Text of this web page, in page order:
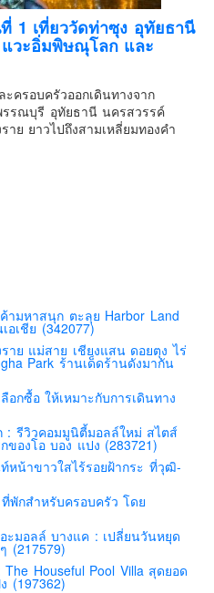
ฟุอิน นางาซากิ
1 เที่ยววัดท่าซุง อุทัยธานี
วะอิ่มพิษณุโลก และ
ครอบครัวออกเดินทางจาก
รรณบุรี อุทัยธานี นครสวรรค์
ย ยาวไปถึงสามเหลี่ยมทองคำ
ามหาสนุก ตะลุย Harbor Land
อเชีย (342077)
าย แม่สาย เชียงแสน ดอยตุง ไร่
Park ร้านเด็ดร้านดังมากัน
อกซื้อ ให้เหมาะกับการเดินทาง
: รีวิวคอมมูนิตี้มอลล์ใหม่ สไตส์
องโอ บอง แปง (283721)
หน้าขาวใสไร้รอยฝ้ากระ ที่วุฒิ-
พักสำหรับครอบครัว โดย
ะมอลล์ บางแค : เปลี่ยนวันหยุด
(217579)
Houseful Pool Villa สุดยอด
(197362)